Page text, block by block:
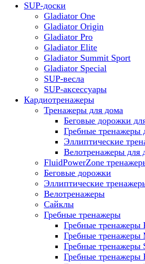
SUP-доски
Gladiator One
Gladiator Origin
Gladiator Pro
Gladiator Elite
Gladiator Summit Sport
Gladiator Special
SUP-весла
SUP-аксессуары
Кардиотренажеры
Тренажеры для дома
Беговые дорожки
Гребные тренажеры
Эллиптические
Велотренажеры для
FluidPowerZone
Беговые дорожки
Эллиптические
Велотренажеры
Сайклы
Гребные тренажеры
Гребные тренажеры
Гребные тренажеры
Гребные тренажеры
Гребные тренажеры